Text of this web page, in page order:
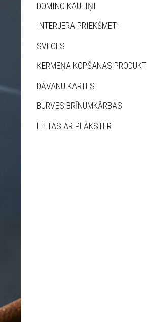
DOMINO KAULIŅI
INTERJERA PRIEKŠMETI
SVECES
ĶERMEŅA KOPŠANAS PRODUKTI
DĀVANU KARTES
BURVES BRĪNUMKĀRBAS
LIETAS AR PLĀKSTERI